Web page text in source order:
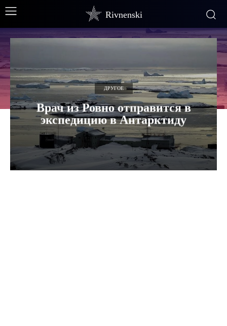
Rivnenski
ДРУГОЕ
Врач из Ровно отправится в
экспедицию в Антарктиду